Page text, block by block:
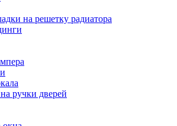
на решетку радиатора
ручки дверей